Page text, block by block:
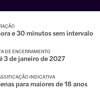
e 30 minutos sem intervalo
DE ENCERRAMENTO
3 de janeiro de 2027
INDICATIVA
para maiores de 18 anos